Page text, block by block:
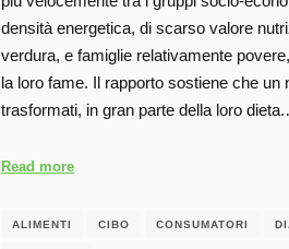
densità energetica, di scarso valore
verdura, e famiglie relativamente
la loro fame. Il rapporto sostiene che
trasformati, in gran parte della loro
Read more
ALIMENTI CIBO CONSUMATORI